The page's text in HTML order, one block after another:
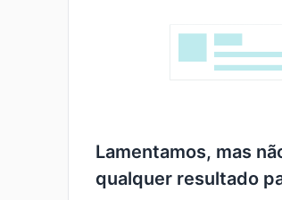
Lamentamos, mas
qualquer resultado